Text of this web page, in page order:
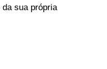
sua própria